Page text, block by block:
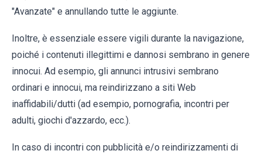
"Avanzate" e annullando tutte le aggiunte.
Inoltre, è essenziale essere vigili durante la navigazione,
poiché i contenuti illegittimi e dannosi sembrano in genere
innocui. Ad esempio, gli annunci intrusivi sembrano
ordinari e innocui, ma reindirizzano a siti Web
inaffidabili/dutti (ad esempio, pornografia, incontri per
adulti, giochi d'azzardo, ecc.).
In caso di incontri con pubblicità e/o reindirizzamenti di